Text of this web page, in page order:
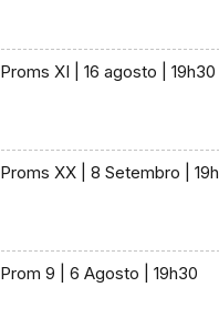
Proms XI | 16 agosto | 19h30
Proms XX | 8 Setembro |
Prom 9 | 6 Agosto | 19h30